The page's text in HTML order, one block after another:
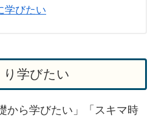
学びたい
学びたい
から学びたい」「スキマ時